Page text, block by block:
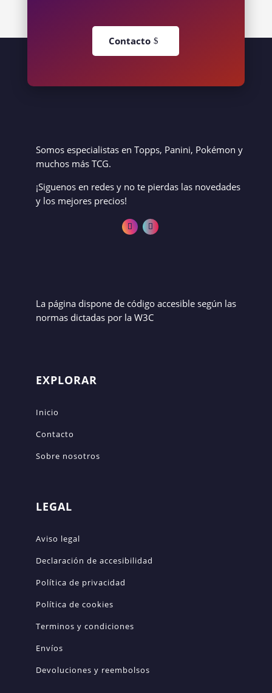
Contacto
Somos especialistas en Topps, Panini, Pokémon y
muchos más TCG.
¡Siguenos en redes y no te pierdas las novedades
y los mejores precios!
La página dispone de código accesible según las
normas dictadas por la W3C
EXPLORAR
Inicio
Contacto
Sobre nosotros
LEGAL
Aviso legal
Declaración de accesibilidad
Política de privacidad
Política de cookies
Terminos y condiciones
Envíos
Devoluciones y reembolsos